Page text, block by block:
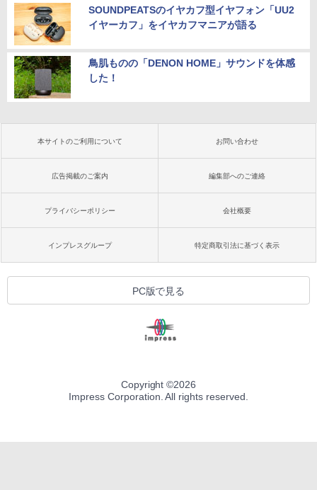
SOUNDPEATSのイヤカフ型イヤフォン「UU2
イヤーカフ」をイヤカフマニアが語る
鳥肌ものの「DENON HOME」サウンドを体感
した！
本サイトのご利用について お問い合わせ
広告掲載のご案内 編集部へのご連絡
プライバシーポリシー 会社概要
インプレスグループ 特定商取引法に基づく表示
PC版で見る
Copyright ©2026
Impress Corporation. All rights reserved.